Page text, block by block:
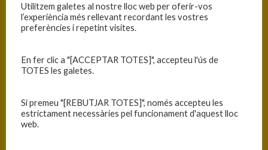
C.J.E. TERRASSA
Utilitzem galetes al nostre lloc web per oferir-vos
l’experiència més rellevant recordant les vostres
preferències i repetint visites.
En fer clic a "[ACCEPTAR TOTES]", accepteu l'ús de
TOTES les galetes.
Si premeu "[REBUTJAR TOTES]", només accepteu les
estrictament necessàries pel funcionament d'aquest lloc
web.